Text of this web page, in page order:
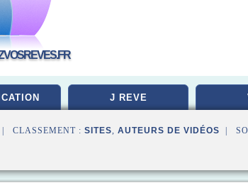
J REVE
| CLASSEMENT : SITES, AUTEURS DE VIDÉOS |